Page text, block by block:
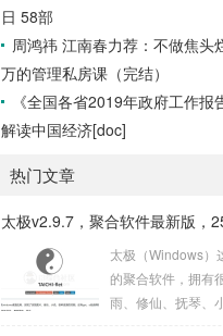
日 58部
周鸿祎 江南春力荐：不做焦头
万的管理私房课（完结）
《全国各省2019年政府工作
解读中国经济[doc]
热门文章
太极v2.9.7，聚合软件最新版，
太极（Windows）
的聚合软件，拥有
雨、修仙、抚琴、